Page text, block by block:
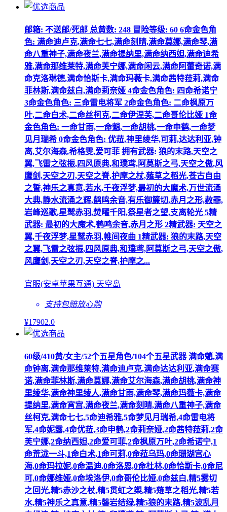
邮箱: 不送邮/死邮 总黄数: 248 冒险等级: 60 6命金色角
色: 满命迪卢克,满命七七,满命刻晴,满命莫娜,满命琴,满
命八重神子,满命夜兰,满命提纳里,满命纳西妲,满命迪希
雅,满命那维莱特,满命芙宁娜,满命闲云,满命阿蕾奇诺,满
命克洛琳德,满命恰斯卡,满命玛薇卡,满命茜特菈莉,满命
菲林斯,满命兹白,满命莉奈娅 4命金色角色: 四命希诺宁
3命金色角色: 三命雷电将军 2命金色角色: 二命枫原万
叶,二命白术,二命丝柯克,二命伊涅芙,二命哥伦比娅 1命
金色角色: 一命甘雨,一命魈,一命胡桃,一命申鹤,一命梦
见月瑞希 0命金色角色: 优菈,神里绫华,可莉,达达利亚,钟
离,艾尔海森,希格雯,爱可菲 拥有武器: 狼的末路,天空之
翼,飞雷之弦振,四风原典,和璞鸢,阿莫斯之弓,天空之傲,风
鹰剑,天空之刃,天空之脊,护摩之杖,薙草之稻光,苍古自由
之誓,神乐之真意,若水,千夜浮梦,最初的大魔术,万世流涌
大典,静水流涌之辉,鹤鸣余音,有乐御簾切,赤月之形,赦罪,
岩峰巡歌,星鹫赤羽,焚曜千阳,祭星者之望,支离轮光 5精
武器: 最初的大魔术,鹤鸣余音,赤月之形 2精武器: 天空之
翼,千夜浮梦,星鹫赤羽,帷间夜曲 1精武器: 狼的末路,天空
之翼,飞雷之弦振,四风原典,和璞鸢,阿莫斯之弓,天空之傲,
风鹰剑,天空之刃,天空之脊,护摩之...
官服(安卓苹果互通) 天空岛
支持包赔放心购
¥17902.0
60级/410黄/女主/52个五星角色/104个五星武器 满命魈,满
命钟离,满命那维莱特,满命迪卢克,满命达达利亚,满命赛
诺,满命菲林斯,满命莫娜,满命艾尔海森,满命胡桃,满命神
里绫华,满命神里绫人,满命甘雨,满命琴,满命玛薇卡,满命
提纳里,满命宵宫,满命夜兰,满命刻晴,满命八重神子,满命
丝柯克,满命七七,5命迪希雅,5命梦见月瑞希,4命雷电将
军,4命妮露,4命优菈,3命申鹤,2命莉奈娅,2命茜特菈莉,2命
芙宁娜,2命纳西妲,2命爱可菲,2命枫原万叶,2命希诺宁,1
命荒泷一斗,1命白术,1命可莉,0命菈乌玛,0命珊瑚宫心
海,0命玛拉妮,0命温迪,0命洛恩,0命杜林,0命恰斯卡,0命尼
可,0命娜维娅,0命埃洛伊,0命哥伦比娅,0命兹白,精5雾切
之回光,精5赤沙之杖,精5贯虹之槊,精5薙草之稻光,精5若
水,精5神乐之真意,精5磐岩结绿,精5狼的末路,精5波乱月